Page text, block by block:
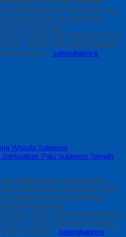
Kota Palu Sulawesi
Terbukti aman, terpercaya, dan
di bawah untuk info lebih lanjut
WhatsApp :
|| 0812-2282-1060 || 081211887344
– 20.00) Fast respon silahkan
kerja Industri… selengkapnya
Wisuda Sulawesi
Palu Sulawesi Tengah
Kota Palu Sulawesi
Terbukti aman, terpercaya, dan
di bawah untuk info lebih lanjut
WhatsApp :
|| 0812-2282-1060 || 081211887344
– 20.00) Fast respon silahkan
kerja Pembikin… selengkapnya